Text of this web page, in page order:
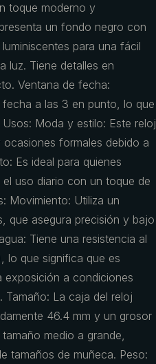
toque moderno y
un fondo negro con
para una fácil
luz. Tiene detalles en
Ventana de fecha:
a las 3 en punto, lo que
Moda y estilo: Este reloj
formales debido a
Es ideal para quienes
uso diario con un toque de
Movimiento: Utiliza un
que asegura precisión y bajo
Tiene una resistencia al
lo que significa que es
exposición a condiciones
Tamaño: La caja del reloj
46.4 mm y un grosor
medio a grande,
tamaños de muñeca. Peso: